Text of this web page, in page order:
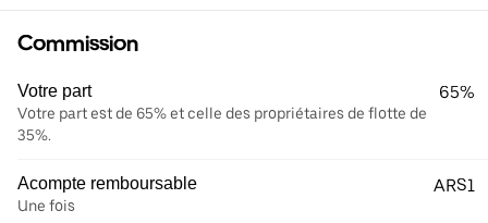
Commission
Votre part
Votre part est de 65% et celle des propriétaires de flotte de
35%.
65%
Acompte remboursable
Une fois
ARS1